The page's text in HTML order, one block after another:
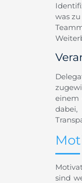
was
einem
sind